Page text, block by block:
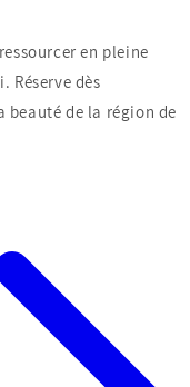
en pleine
Réserve dès
de la région de